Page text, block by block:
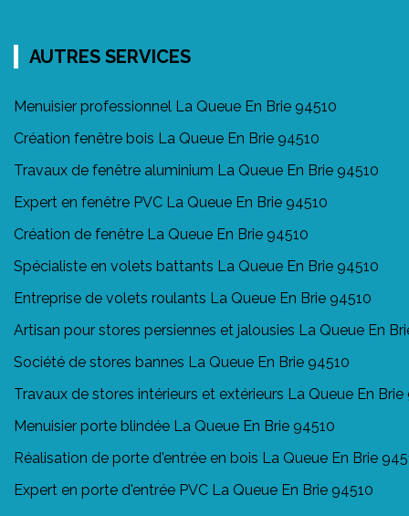
AUTRES SERVICES
Menuisier professionnel La Queue En Brie 94510
Création fenêtre bois La Queue En Brie 94510
Travaux de fenêtre aluminium La Queue En Brie 94510
Expert en fenêtre PVC La Queue En Brie 94510
Création de fenêtre La Queue En Brie 94510
Spécialiste en volets battants La Queue En Brie 94510
Entreprise de volets roulants La Queue En Brie 94510
Artisan pour stores persiennes et jalousies La Queue En
Société de stores bannes La Queue En Brie 94510
Travaux de stores intérieurs et extérieurs La Queue En Brie
Menuisier porte blindée La Queue En Brie 94510
Réalisation de porte d'entrée en bois La Queue En Brie
Expert en porte d'entrée PVC La Queue En Brie 94510